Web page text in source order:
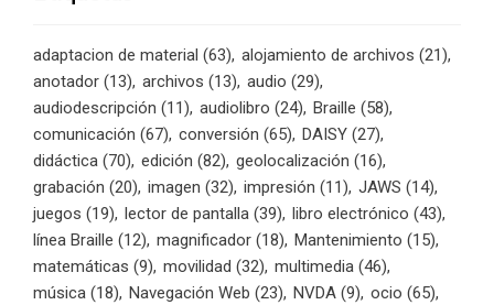
adaptacion de material (63) alojamiento de archivos (21)
anotador (13) archivos (13) audio (29)
audiodescripción (11) audiolibro (24) Braille (58)
comunicación (67) conversión (65) DAISY (27)
didáctica (70) edición (82) geolocalización (16)
grabación (20) imagen (32) impresión (11) JAWS (14)
juegos (19) lector de pantalla (39) libro electrónico (43)
línea Braille (12) magnificador (18) Mantenimiento (15)
matemáticas (9) movilidad (32) multimedia (46)
música (18) Navegación Web (23) NVDA (9) ocio (65)